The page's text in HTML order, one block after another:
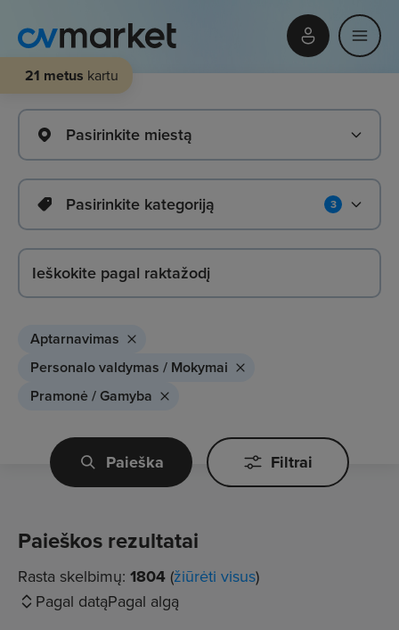
21 metus kartu
Pasirinkite miestą
Pasirinkite kategoriją 3
Aptarnavimas
Personalo valdymas / Mokymai
Pramonė / Gamyba
Paieška Filtrai
Paieškos rezultatai
Rasta skelbimų: 1804 (žiūrėti visus)
Pagal datąPagal algą